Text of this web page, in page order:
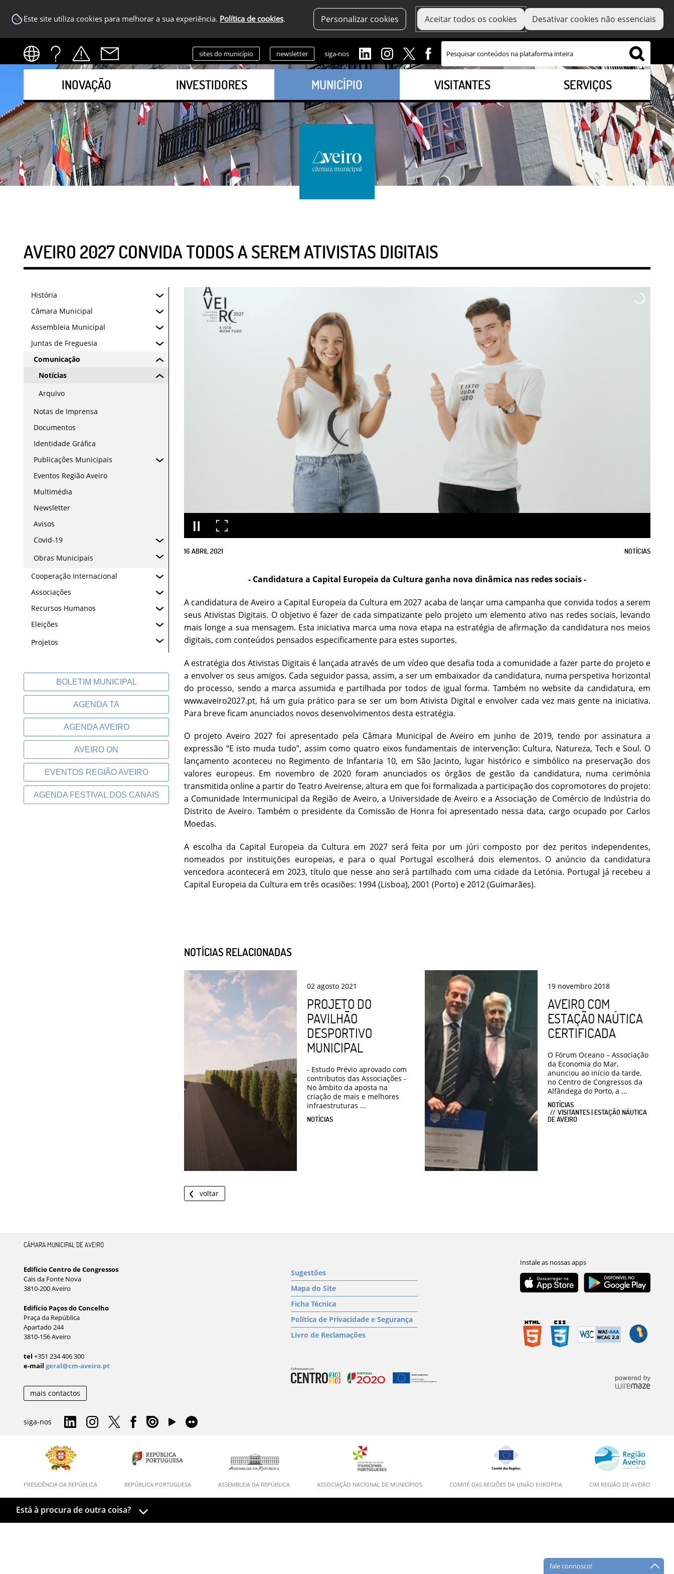
Este site utiliza cookies para melhorar a sua experiência. Política de cookies. Personalizar cookies Aceitar todos os cookies Desativar cookies não essenciais
sites do município newsletter siga-nos
INOVAÇÃO INVESTIDORES MUNICÍPIO VISITANTES SERVIÇOS
AVEIRO 2027 CONVIDA TODOS A SEREM ATIVISTAS DIGITAIS
História
Câmara Municipal
Assembleia Municipal
Juntas de Freguesia
Comunicação
Notícias
Arquivo
Notas de Imprensa
Documentos
Identidade Gráfica
Publicações Municipais
Eventos Região Aveiro
Multimédia
Newsletter
Avisos
Covid-19
Obras Municipais
Cooperação Internacional
Associações
Recursos Humanos
Eleições
Projetos
BOLETIM MUNICIPAL
AGENDA TA
AGENDA AVEIRO
AVEIRO ON
EVENTOS REGIÃO AVEIRO
AGENDA FESTIVAL DOS CANAIS
16 ABRIL 2021 NOTÍCIAS
- Candidatura a Capital Europeia da Cultura ganha nova dinâmica nas redes sociais -
A candidatura de Aveiro a Capital Europeia da Cultura em 2027 acaba de lançar uma campanha que convida todos a serem
seus Ativistas Digitais. O objetivo é fazer de cada simpatizante pelo projeto um elemento ativo nas redes sociais, levando
mais longe a sua mensagem. Esta iniciativa marca uma nova etapa na estratégia de afirmação da candidatura nos meios
digitais, com conteúdos pensados especificamente para estes suportes.
A estratégia dos Ativistas Digitais é lançada através de um vídeo que desafia toda a comunidade a fazer parte do projeto e
a envolver os seus amigos. Cada seguidor passa, assim, a ser um embaixador da candidatura, numa perspetiva horizontal
do processo, sendo a marca assumida e partilhada por todos de igual forma. Também no website da candidatura, em
www.aveiro2027.pt, há um guia prático para se ser um bom Ativista Digital e envolver cada vez mais gente na iniciativa.
Para breve ficam anunciados novos desenvolvimentos desta estratégia.
O projeto Aveiro 2027 foi apresentado pela Câmara Municipal de Aveiro em junho de 2019, tendo por assinatura a
expressão “E isto muda tudo”, assim como quatro eixos fundamentais de intervenção: Cultura, Natureza, Tech e Soul. O
lançamento aconteceu no Regimento de Infantaria 10, em São Jacinto, lugar histórico e simbólico na preservação dos
valores europeus. Em novembro de 2020 foram anunciados os órgãos de gestão da candidatura, numa cerimónia
transmitida online a partir do Teatro Aveirense, altura em que foi formalizada a participação dos copromotores do projeto:
a Comunidade Intermunicipal da Região de Aveiro, a Universidade de Aveiro e a Associação de Comércio de Indústria do
Distrito de Aveiro. Também o presidente da Comissão de Honra foi apresentado nessa data, cargo ocupado por Carlos
Moedas.
A escolha da Capital Europeia da Cultura em 2027 será feita por um júri composto por dez peritos independentes,
nomeados por instituições europeias, e para o qual Portugal escolherá dois elementos. O anúncio da candidatura
vencedora acontecerá em 2023, título que nesse ano será partilhado com uma cidade da Letónia. Portugal já recebeu a
Capital Europeia da Cultura em três ocasiões: 1994 (Lisboa), 2001 (Porto) e 2012 (Guimarães).
NOTÍCIAS RELACIONADAS
02 agosto 2021
PROJETO DO
PAVILHÃO
DESPORTIVO
MUNICIPAL
- Estudo Prévio aprovado com
contributos das Associações -
No âmbito da aposta na
criação de mais e melhores
infraestruturas ...
NOTÍCIAS
19 novembro 2018
AVEIRO COM
ESTAÇÃO NAÚTICA
CERTIFICADA
O Fórum Oceano – Associação
da Economia do Mar,
anunciou ao início da tarde,
no Centro de Congressos da
Alfândega do Porto, a ...
NOTÍCIAS
VISITANTES | ESTAÇÃO NÁUTICA
DE AVEIRO
voltar
CÂMARA MUNICIPAL DE AVEIRO
Edifício Centro de Congressos
Cais da Fonte Nova
3810-200 Aveiro
Edifício Paços do Concelho
Praça da República
Apartado 244
3810-156 Aveiro
tel +351 234 406 300
e-mail geral@cm-aveiro.pt
mais contactos
siga-nos
Sugestões
Mapa do Site
Ficha Técnica
Política de Privacidade e Segurança
Livro de Reclamações
PRESIDÊNCIA DA REPÚBLICA REPÚBLICA PORTUGUESA ASSEMBLEIA DA REPÚBLICA ASSOCIAÇÃO NACIONAL DE MUNICÍPIOS COMITÉ DAS REGIÕES DA UNIÃO EUROPEIA CIM REGIÃO DE AVEIRO
Está à procura de outra coisa?
fale connosco!